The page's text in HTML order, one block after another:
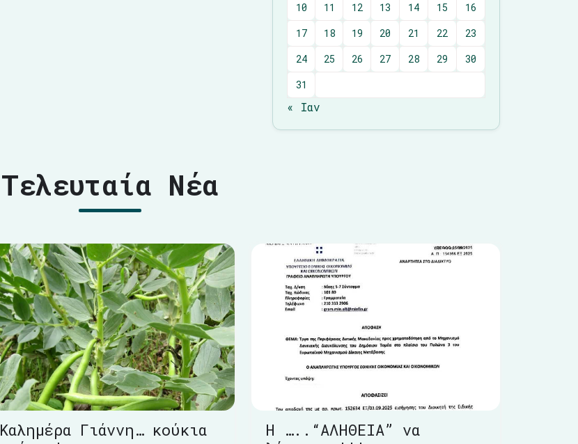
10
11 12 13 14 15
16
17
18 19 20 21 22
23
24
25 26 27 28 29
30
31
« Ιαν
Τελευταία Νέα
Καλημέρα Γιάννη… κούκια
Η …..“ΑΛΗΘΕΙΑ” να